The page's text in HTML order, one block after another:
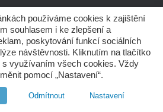
a.s.
používáme cookies k zajištění
souhlasem i ke zlepšení a
poskytování funkcí sociálních
návštěvnosti. Kliknutím na tlačítko
s využívaním všech cookies. Vždy
pomocí „Nastavení“.
Odmítnout Nastavení